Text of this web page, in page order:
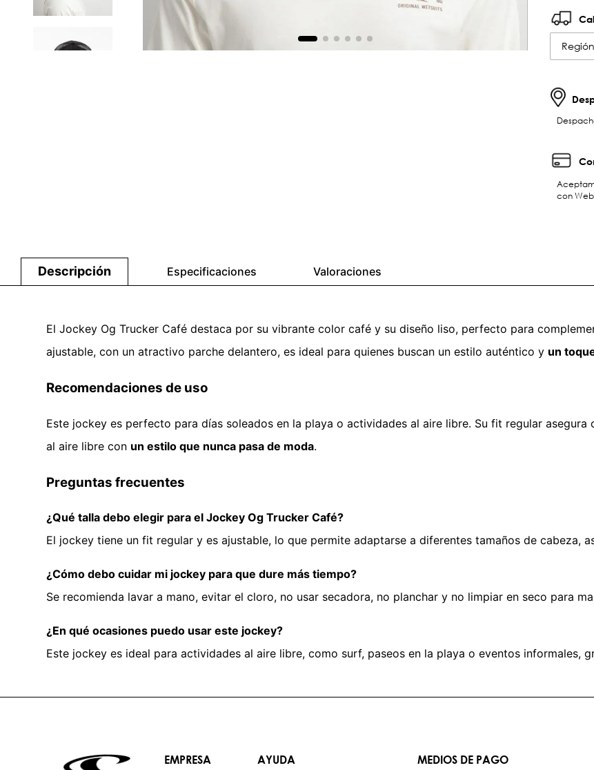
Región
con
Descripción Especificaciones Valoraciones
El Jockey Og Trucker Café destaca por su vibrante color café y su diseño liso, perfecto para
ajustable, con un atractivo parche delantero, es ideal para quienes buscan un estilo auténtico y un
Recomendaciones de uso
Este jockey es perfecto para días soleados en la playa o actividades al aire libre. Su fit regular
al aire libre con un estilo que nunca pasa de moda.
Preguntas frecuentes
¿Qué talla debo elegir para el Jockey Og Trucker Café?
El jockey tiene un fit regular y es ajustable, lo que permite adaptarse a diferentes tamaños de cabeza,
¿Cómo debo cuidar mi jockey para que dure más tiempo?
Se recomienda lavar a mano, evitar el cloro, no usar secadora, no planchar y no limpiar en seco para
¿En qué ocasiones puedo usar este jockey?
Este jockey es ideal para actividades al aire libre, como surf, paseos en la playa o eventos informales,
EMPRESA AYUDA MEDIOS DE PAGO